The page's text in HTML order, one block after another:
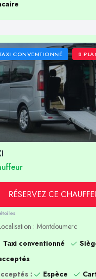
CONVENTIONNÉ 8
RÉSERVEZ CE
: Montdoumerc
Taxi conventionné
:
Espèce